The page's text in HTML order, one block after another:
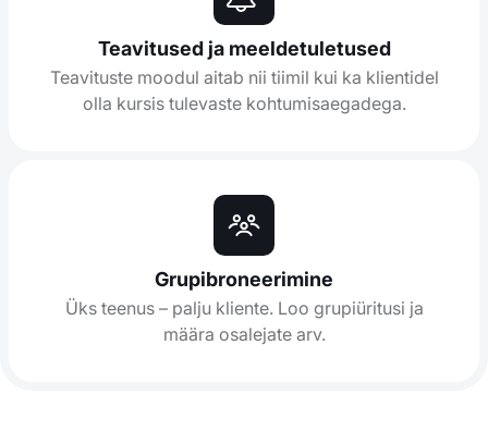
Teavitused ja meeldetuletused
Teavituste moodul aitab nii tiimil kui ka klientidel
olla kursis tulevaste kohtumisaegadega.
Grupibroneerimine
Üks teenus – palju kliente. Loo grupiüritusi ja
määra osalejate arv.